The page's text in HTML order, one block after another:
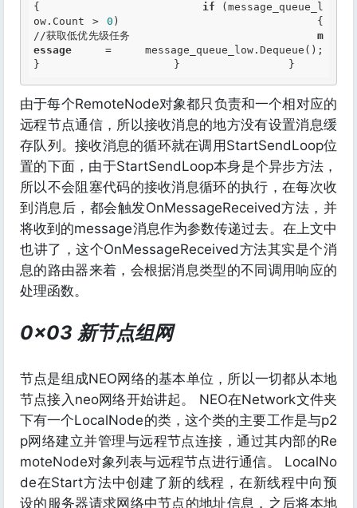
{ if (message_queue_l
ow.Count > 0 )                         {
//获取低优先级任务 m
essage = message_queue_low.Dequeue();
}                     }                 }
由于每个RemoteNode对象都只负责和一个相对应的
远程节点通信，所以接收消息的地方没有设置消息缓
存队列。接收消息的循环就在调用StartSendLoop位
置的下面，由于StartSendLoop本身是个异步方法，
所以不会阻塞代码的接收消息循环的执行，在每次收
到消息后，都会触发OnMessageReceived方法，并
将收到的message消息作为参数传递过去。在上文中
也讲了，这个OnMessageReceived方法其实是个消
息的路由器来着，会根据消息类型的不同调用响应的
处理函数。
0x03 新节点组网
节点是组成NEO网络的基本单位，所以一切都从本地
节点接入neo网络开始讲起。 NEO在Network文件夹
下有一个LocalNode的类，这个类的主要工作是与p2
p网络建立并管理与远程节点连接，通过其内部的Re
moteNode对象列表与远程节点进行通信。 LocalNo
de在Start方法中创建了新的线程，在新线程中向预
设的服务器请求网络中节点的地址信息，之后将本地